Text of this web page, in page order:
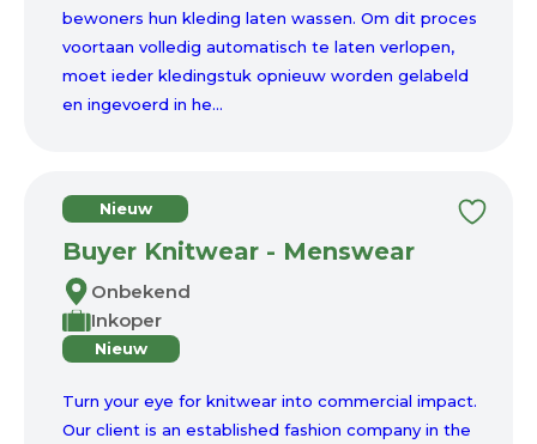
bewoners hun kleding laten wassen. Om dit proces
voortaan volledig automatisch te laten verlopen,
moet ieder kledingstuk opnieuw worden gelabeld
en ingevoerd in he...
Nieuw
Buyer Knitwear - Menswear
Onbekend
Inkoper
Nieuw
Turn your eye for knitwear into commercial impact.
Our client is an established fashion company in the